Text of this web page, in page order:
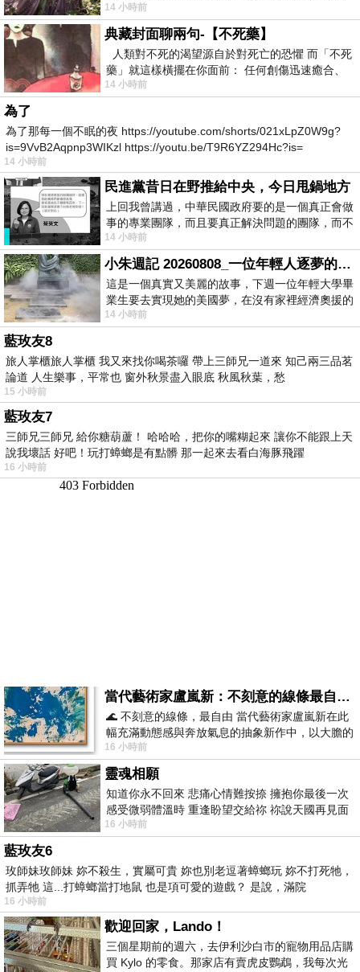
Robinson Starring Greta Lee Wa
14 小時前
典藏封面聊兩句-【不死藥】
人類對不死的渴望源自於對死亡的恐懼 而「不死
藥」就這樣橫擺在你面前： 任何創傷迅速癒合、
停止衰老、痛覺消失…堪
14 小時前
為了
為了那每一個不眠的夜 https://youtube.com/shorts/021xLpZ0W9g?
is=9VvB2Aqpnp3WIKzl https://youtu.be/T9R6YZ294Hc?is=
14 小時前
民進黨昔日在野推給中央，今日甩鍋地方
上回我曾講過，中華民國政府要的是一個真正會做
事的專業團隊，而且要真正解決問題的團隊，而不
是只會到處甩鍋的雙標團隊，最近民進黨
14 小時前
小朱週記 20260808_一位年輕人逐夢的真實故事
這是一個真實又美麗的故事，下週一位年輕大學畢
業生要去實現她的美國夢，在沒有家裡經濟奧援的
情況下，靠著自我努力工作累積出國基
14 小時前
藍玫友8
旅人掌櫃旅人掌櫃 我又來找你喝茶囉 帶上三師兄一道來 知己兩三品茗
論道 人生樂事，平常也 窗外秋景盡入眼底 秋風秋葉，愁
15 小時前
藍玫友7
三師兄三師兄 給你糖葫蘆！ 哈哈哈，把你的嘴糊起來 讓你不能跟上天
說我壞話 好吧！玩打蟑螂是有點髒 那一起來去看白海豚飛躍
16 小時前
當代藝術家盧嵐新：不刻意的線條最自由，讓色彩流動、筆觸自己說話
🌊 不刻意的線條，最自由 當代藝術家盧嵐新在此
幅充滿動態感與奔放氣息的抽象新作中，以大膽的
藍色顏料在白色畫布上揮灑、壓印與流淌
16 小時前
靈魂相願
知道你永不回來 悲痛心情難按捺 擁抱你最後一次
感受微弱體溫時 重逢盼望交給祢 祢說天國再見面
此刻忍淚說別離 他日靈魂再
16 小時前
藍玫友6
玫師妹玫師妹 妳不殺生，實屬可貴 妳也別老逗著蟑螂玩 妳不打死牠，
抓弄牠 這...打蟑螂當打地鼠 也是項可愛的遊戲？ 是說，滿院
16 小時前
歡迎回家，Lando！
三個星期前的週六，去伊利沙白市的寵物用品店購
買 Kylo 的零食。那家店有賣虎皮鸚鵡，我每次光